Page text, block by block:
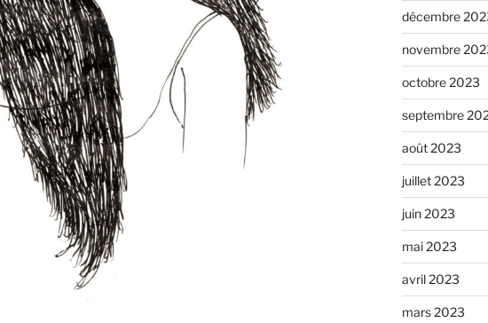
décembre
novembre
octobre 2023
septembre
août 2023
juillet 2023
juin 2023
mai 2023
avril 2023
mars 2023